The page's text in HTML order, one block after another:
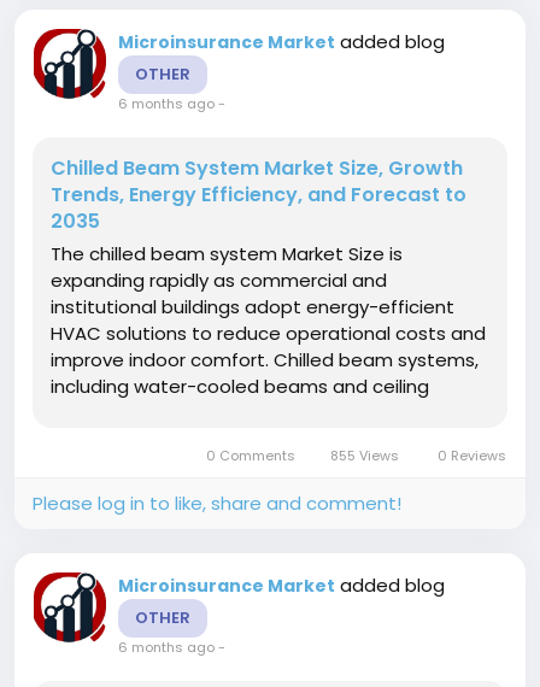
Microinsurance Market added blog
OTHER
6 months ago-
Chilled Beam System Market Size, Growth
Trends, Energy Efficiency, and Forecast to
2035
The chilled beam system Market Size is
expanding rapidly as commercial and
institutional buildings adopt energy-efficient
HVAC solutions to reduce operational costs and
improve indoor comfort. Chilled beam systems,
including water-cooled beams and ceiling
thermal comfort while minimizing energy...
0 Comments 855 Views 0 Reviews
Please log in to like, share and comment!
Microinsurance Market added blog
OTHER
6 months ago-